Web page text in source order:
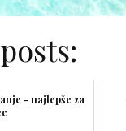
- najlepše za